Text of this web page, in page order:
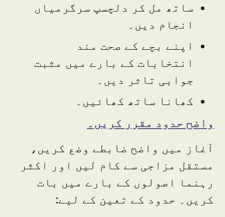
ساتھ مل کر دلچسپ سرگرمیاں
انجام دیں۔
اپنے بچے کے صحت مند
انتخابات کے بارے میں مثبت
جوابی تاثر دیں۔
کھانا ساتھ کھائیں۔
واضح حدود مقرر کریں۔
آغاز میں واضح ضابطے وضع کریں،
مستقل مزاجی سے کام لیں اور اکثر
رہنما اصولوں کے بارے میں بات
کریں۔ حدود کے تعین کے لیے: